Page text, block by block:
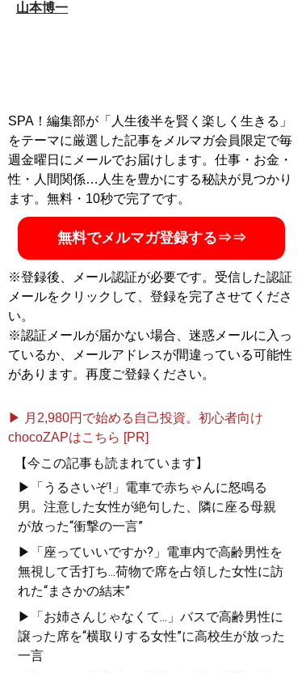
山本博一
SPA！編集部が「人生後半を賢く楽しく生きる」
をテーマに厳選した記事をメルマガ会員限定で毎
週金曜日にメールでお届けします。仕事・お金・
性・人間関係…人生を豊かにする秘訣が見つかり
ます。無料・10秒で完了です。
無料でメルマガ登録する⇒⇒
※登録後、メール認証が必要です。受信した認証
メールをクリックして、登録を完了させてくださ
い。
※認証メールが届かない場合、迷惑メールに入っ
ているか、メールアドレスが間違っている可能性
があります。再度ご登録ください。
▶ 月2,980円で始める自己投資。初心者向け
chocoZAPはこちら [PR]
【今この記事も読まれています】
▶「うるさいぞ!」電車で赤ちゃんに怒鳴る
男。注意した女性が絶句した、隣に座る母親
が放った“衝撃の一言”
▶「座っていいですか?」電車内で高齢男性を
無視して舌打ち...荷物で席を占領した女性に訪
れた“まさかの結末”
▶「お姉さんじゃなくて...」バスで高齢男性に
譲った席を“横取りする女性”に高校生が放った
一言